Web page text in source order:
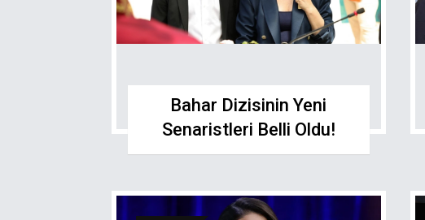
Bahar Dizisinin Yeni
Senaristleri Belli Oldu!